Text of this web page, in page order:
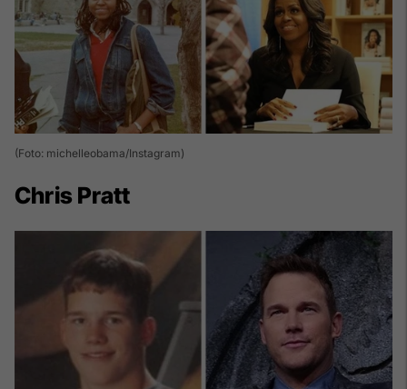
(Foto: michelleobama/Instagram)
Chris Pratt